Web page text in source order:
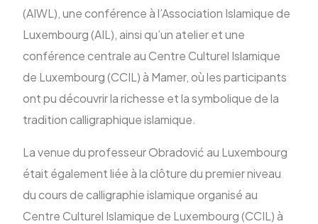
(AIWL), une conférence à l’Association Islamique de
Luxembourg (AIL), ainsi qu’un atelier et une
conférence centrale au Centre Culturel Islamique
de Luxembourg (CCIL) à Mamer, où les participants
ont pu découvrir la richesse et la symbolique de la
tradition calligraphique islamique.
La venue du professeur Obradović au Luxembourg
était également liée à la clôture du premier niveau
du cours de calligraphie islamique organisé au
Centre Culturel Islamique de Luxembourg (CCIL) à